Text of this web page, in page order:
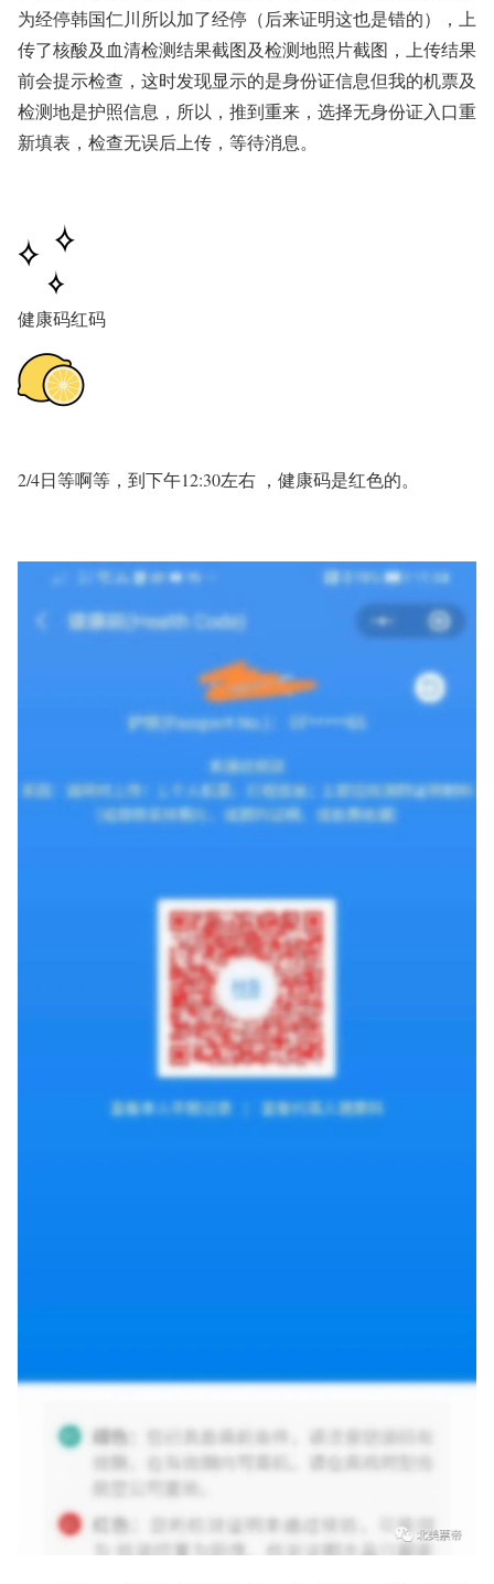
为经停韩国仁川所以加了经停（后来证明这也是错的），上
传了核酸及血清检测结果截图及检测地照片截图，上传结果
前会提示检查，这时发现显示的是身份证信息但我的机票及
检测地是护照信息，所以，推到重来，选择无身份证入口重
新填表，检查无误后上传，等待消息。
健康码红码
2/4日等啊等，到下午12:30左右 ，健康码是红色的。